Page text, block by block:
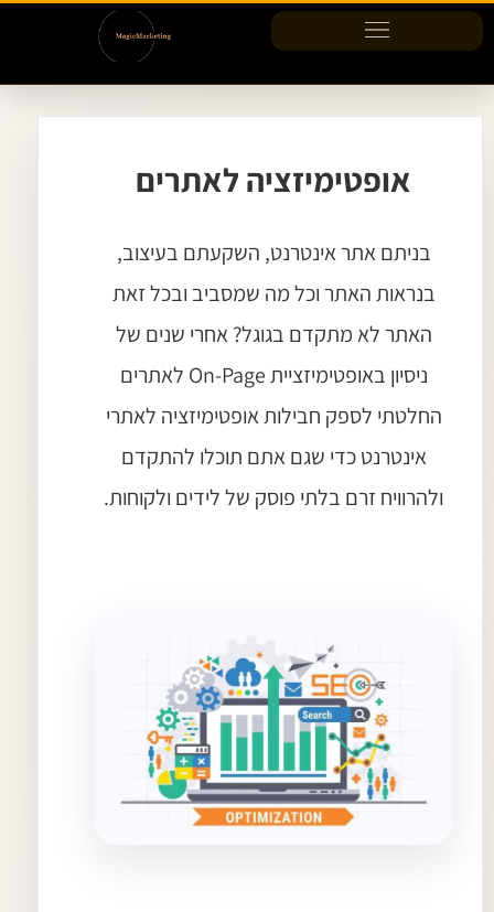
דילוג
לתוכן
אופטימיזציה לאתרים
בניתם אתר אינטרנט, השקעתם בעיצוב,
בנראות האתר וכל מה שמסביב ובכל זאת
האתר לא מתקדם בגוגל? אחרי שנים של
ניסיון באופטימיזציית On-Page לאתרים
החלטתי לספק חבילות אופטימיזציה לאתרי
אינטרנט כדי שגם אתם תוכלו להתקדם
ולהרוויח זרם בלתי פוסק של לידים ולקוחות.